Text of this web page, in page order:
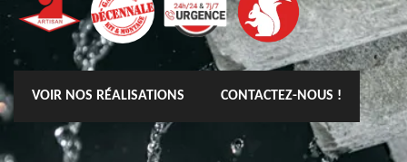
VOIR NOS RÉALISATIONS CONTACTEZ-NOUS !